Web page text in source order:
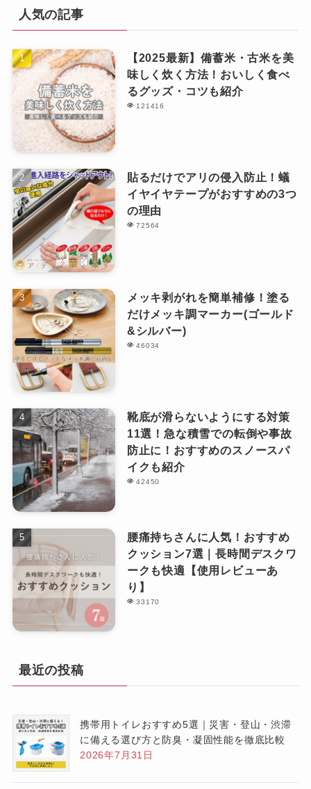
人気の記事
【2025最新】備蓄米・古米を美
味しく炊く方法！おいしく食べ
るグッズ・コツも紹介
121416
貼るだけでアリの侵入防止！蟻
イヤイヤテープがおすすめの3つ
の理由
72564
メッキ剥がれを簡単補修！塗る
だけメッキ調マーカー(ゴールド
&シルバー)
46034
靴底が滑らないようにする対策
11選！急な積雪での転倒や事故
防止に！おすすめのスノースパ
イクも紹介
42450
腰痛持ちさんに人気！おすすめ
クッション7選｜長時間デスクワ
ークも快適【使用レビューあ
り】
33170
最近の投稿
携帯用トイレおすすめ5選｜災害・登山・渋滞
に備える選び方と防臭・凝固性能を徹底比較
2026年7月31日